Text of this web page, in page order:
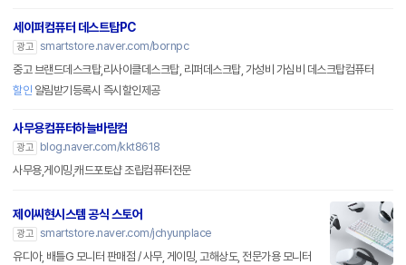
세이퍼컴퓨터 데스트탑PC
광고 smartstore.naver.com/bornpc
중고 브랜드데스크탑,리사이클데스크탑, 리퍼데스크탑, 가성비 가심비 데스크탑컴퓨터
할인 알림받기등록시 즉시할인제공
사무용컴퓨터하늘바람컴
광고
blog.naver.com/kkt8618
사무용,게이밍,캐드포토샵 조립컴퓨터전문
제이씨현시스템 공식 스토어
광고 smartstore.naver.com/jchyunplace
유디아, 배틀G 모니터 판매점 / 사무, 게이밍, 고해상도, 전문가용 모니터